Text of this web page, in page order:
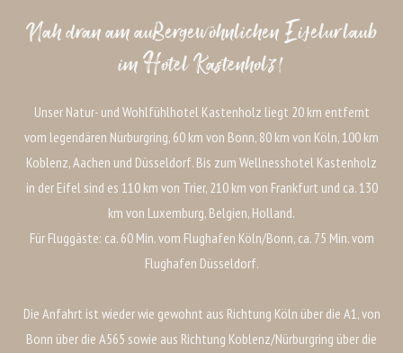
Nah dran am außergewöhnlichen Eifelurlaub
im Hotel Kastenholz!
Unser Natur- und Wohlfühlhotel Kastenholz liegt 20 km entfernt
vom legendären Nürburgring, 60 km von Bonn, 80 km von Köln, 100 km
Koblenz, Aachen und Düsseldorf. Bis zum Wellnesshotel Kastenholz
in der Eifel sind es 110 km von Trier, 210 km von Frankfurt und ca. 130
km von Luxemburg, Belgien, Holland.
Für Fluggäste: ca. 60 Min. vom Flughafen Köln/Bonn, ca. 75 Min. vom
Flughafen Düsseldorf.
Die Anfahrt ist wieder wie gewohnt aus Richtung Köln über die A1, von
Bonn über die A565 sowie aus Richtung Koblenz/Nürburgring über die